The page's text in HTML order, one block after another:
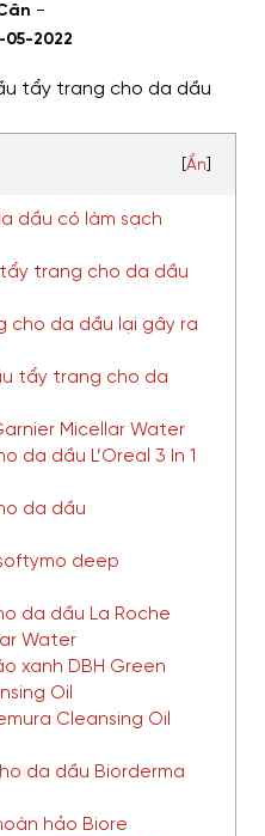
-
05-2022
Ẩn
dầu có làm sạch
trang cho da dầu
cho da dầu lại gây ra
tẩy trang cho da
Micellar Water
da dầu L’Oreal 3 In 1
da dầu
deep
da dầu La Roche
Water
xanh DBH Green
Oil
Cleansing Oil
da dầu Biorderma
hảo Biore